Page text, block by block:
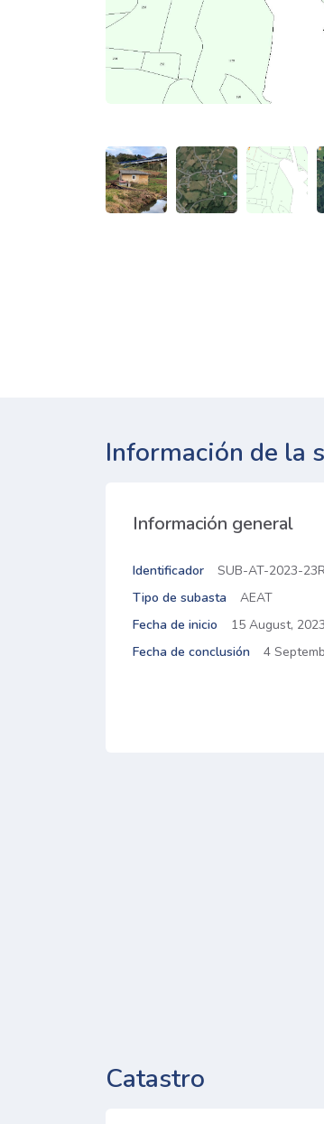
Información de la
Información general
Identificador
SUB-AT-2023-
Tipo de subasta
AEAT
Fecha de inicio
15 August, 2023
Fecha de conclusión
4
Catastro